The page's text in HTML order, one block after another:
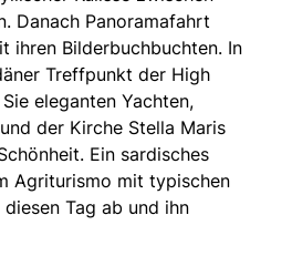
Danach Panoramafahrt
ihren Bilderbuchbuchten. In
Treffpunkt der High
eleganten Yachten,
der Kirche Stella Maris
Ein sardisches
Agriturismo mit typischen
Tag ab und ihn